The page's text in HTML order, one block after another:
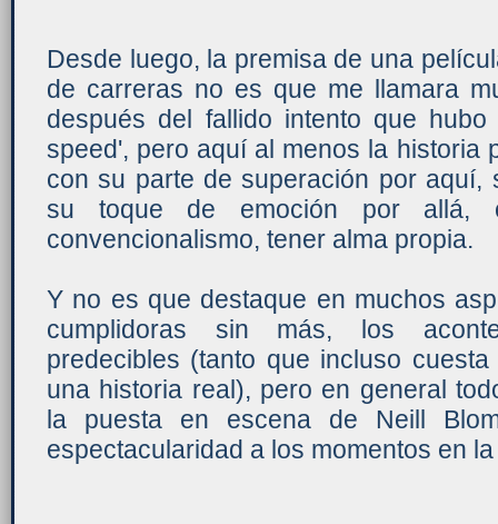
Desde luego, la premisa de una
de carreras no es que me llamara
después del fallido intento que
speed', pero aquí al menos la historia
con su parte de superación por aquí,
su toque de emoción por allá,
convencionalismo, tener alma propia.
Y no es que destaque en muchos
cumplidoras sin más, los
predecibles (tanto que incluso
una historia real), pero en general
la puesta en escena de Neill
espectacularidad a los momentos en